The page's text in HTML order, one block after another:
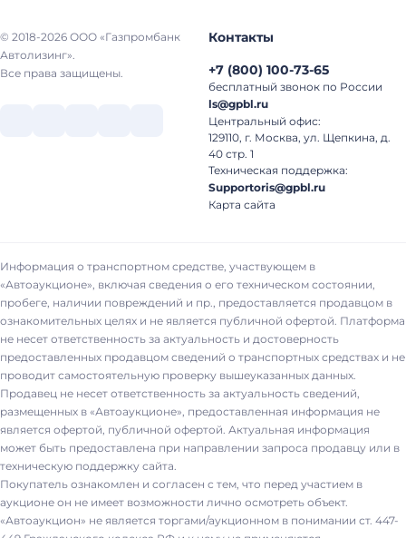
© 2018-2026 ООО «Газпромбанк
Автолизинг».
Все права защищены.
Контакты
+7 (800) 100-73-65
бесплатный звонок по России
ls@gpbl.ru
Центральный офис:
129110, г. Москва, ул. Щепкина, д.
40 стр. 1
Техническая поддержка:
Supportoris@gpbl.ru
Карта сайта
Информация о транспортном средстве, участвующем в
«Автоаукционе», включая сведения о его техническом состоянии,
пробеге, наличии повреждений и пр., предоставляется продавцом в
ознакомительных целях и не является публичной офертой. Платформа
не несет ответственность за актуальность и достоверность
предоставленных продавцом сведений о транспортных средствах и не
проводит самостоятельную проверку вышеуказанных данных.
Продавец не несет ответственность за актуальность сведений,
размещенных в «Автоаукционе», предоставленная информация не
является офертой, публичной офертой. Актуальная информация
может быть предоставлена при направлении запроса продавцу или в
техническую поддержку сайта.
Покупатель ознакомлен и согласен с тем, что перед участием в
аукционе он не имеет возможности лично осмотреть объект.
«Автоаукцион» не является торгами/аукционном в понимании ст. 447-